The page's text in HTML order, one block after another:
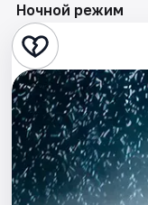
Театр
Стендап
Выставки
Квесты
Экскурсии
Ночной режим